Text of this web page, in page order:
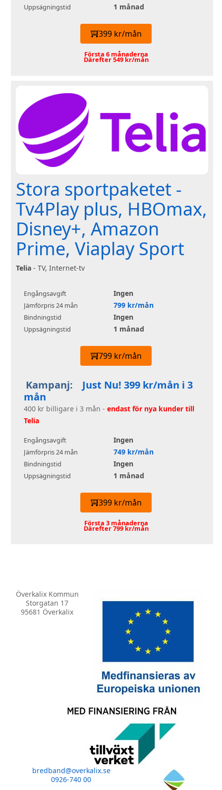
Uppsägningstid 1 månad
399 kr/mån
Första 6 månaderna
Därefter 549 kr/mån
Stora sportpaketet -
Tv4Play plus, HBOmax,
Disney+, Amazon
Prime, Viaplay Sport
Telia - TV, Internet-tv
Engångsavgift Ingen
Jämförpris 24 mån 799 kr/mån
Bindningstid Ingen
Uppsägningstid 1 månad
799 kr/mån
Kampanj:
Just Nu! 399 kr/mån i 3
mån
400 kr billigare i 3 mån - endast för nya kunder till
Telia
Engångsavgift Ingen
Jämförpris 24 mån 749 kr/mån
Bindningstid Ingen
Uppsägningstid 1 månad
399 kr/mån
Första 3 månaderna
Därefter 799 kr/mån
Överkalix Kommun
Storgatan 17
95681 Överkalix
bredband@overkalix.se
0926-740 00